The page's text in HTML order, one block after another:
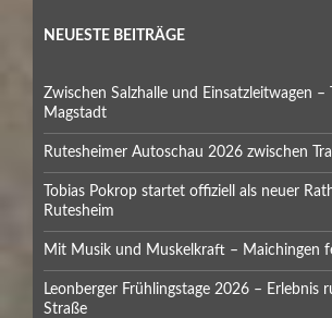
NEUESTE BEITRÄGE
Zwischen Salzhalle und Einsatzleitwagen –
Magstadt
Rutesheimer Autoschau 2026 zwischen
Tobias Pokrop startet offiziell als neuer
Rutesheim
Mit Musik und Muskelkraft – Maichingen
Leonberger Frühlingstage 2026 – Erlebnis
Straße